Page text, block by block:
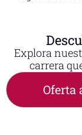
Explora
carrera
Oferta